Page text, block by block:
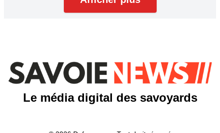
Le média digital des savoyards